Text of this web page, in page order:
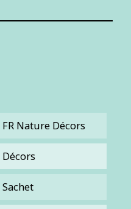
FR Nature Décors
Décors
Sachet